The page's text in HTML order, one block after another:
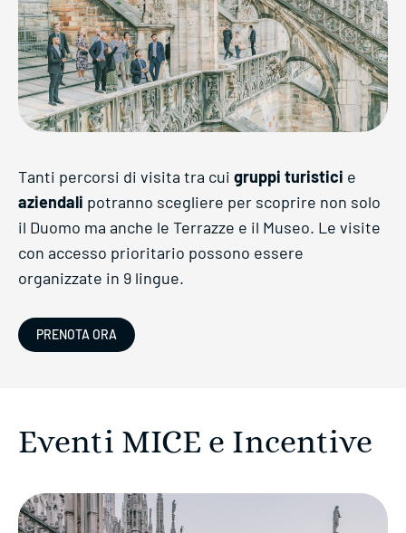
Tanti percorsi di visita tra cui gruppi turistici e
aziendali potranno scegliere per scoprire non solo
il Duomo ma anche le Terrazze e il Museo. Le visite
con accesso prioritario possono essere
organizzate in 9 lingue.
PRENOTA ORA
Eventi MICE e Incentive